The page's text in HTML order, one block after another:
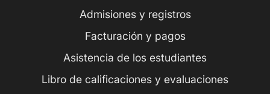
Admisiones y registros
Facturación y pagos
Asistencia de los estudiantes
Libro de calificaciones y evaluaciones